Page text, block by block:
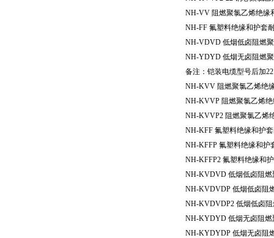
NH-VV 阻燃聚氯乙烯绝缘
NH-FF 氟塑料绝缘和护套
NH-VDVD 低烟低卤阻燃
NH-YDYD 低烟无卤阻燃
备注：铠装电缆型号后加22
NH-KVV 阻燃聚氯乙烯绝
NH-KVVP 阻燃聚氯乙烯
NH-KVVP2 阻燃聚氯乙烯
NH-KFF 氟塑料绝缘和护
NH-KFFP 氟塑料绝缘和护
NH-KFFP2 氟塑料绝缘和
NH-KVDVD 低烟低卤阻
NH-KVDVDP 低烟低卤阻
NH-KVDVDP2 低烟低卤
NH-KYDYD 低烟无卤阻
NH-KYDYDP 低烟无卤阻